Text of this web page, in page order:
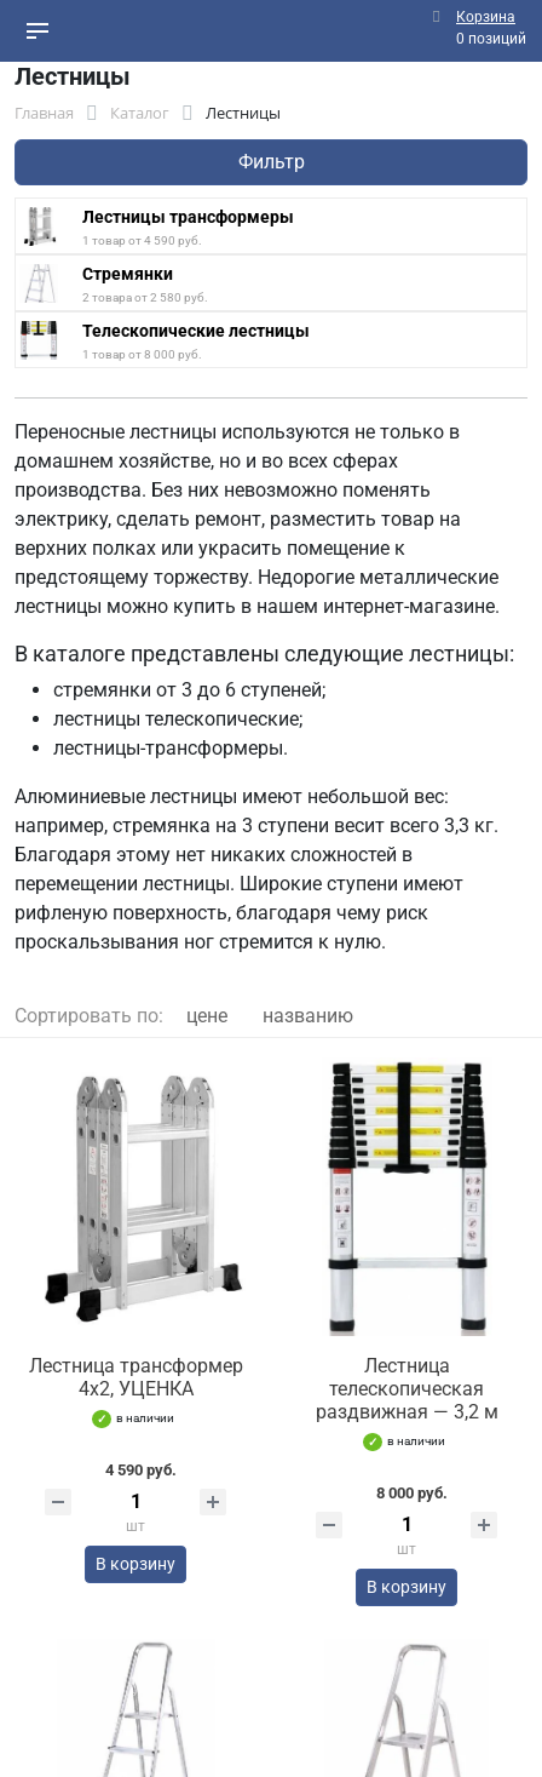
Корзина
0 позиций
Лестницы
Главная Каталог Лестницы
Фильтр
Лестницы трансформеры
1 товар от 4 590 руб.
Стремянки
2 товара от 2 580 руб.
Телескопические лестницы
1 товар от 8 000 руб.
Переносные лестницы используются не только в
домашнем хозяйстве, но и во всех сферах
производства. Без них невозможно поменять
электрику, сделать ремонт, разместить товар на
верхних полках или украсить помещение к
предстоящему торжеству. Недорогие металлические
лестницы можно купить в нашем интернет-магазине.
В каталоге представлены следующие лестницы:
стремянки от 3 до 6 ступеней;
лестницы телескопические;
лестницы-трансформеры.
Алюминиевые лестницы имеют небольшой вес:
например, стремянка на 3 ступени весит всего 3,3 кг.
Благодаря этому нет никаких сложностей в
перемещении лестницы. Широкие ступени имеют
рифленую поверхность, благодаря чему риск
проскальзывания ног стремится к нулю.
Сортировать по: цене названию
Лестница трансформер
4x2, УЦЕНКА
в наличии
4 590 руб.
шт
В корзину
Лестница
телескопическая
раздвижная — 3,2 м
в наличии
8 000 руб.
шт
В корзину